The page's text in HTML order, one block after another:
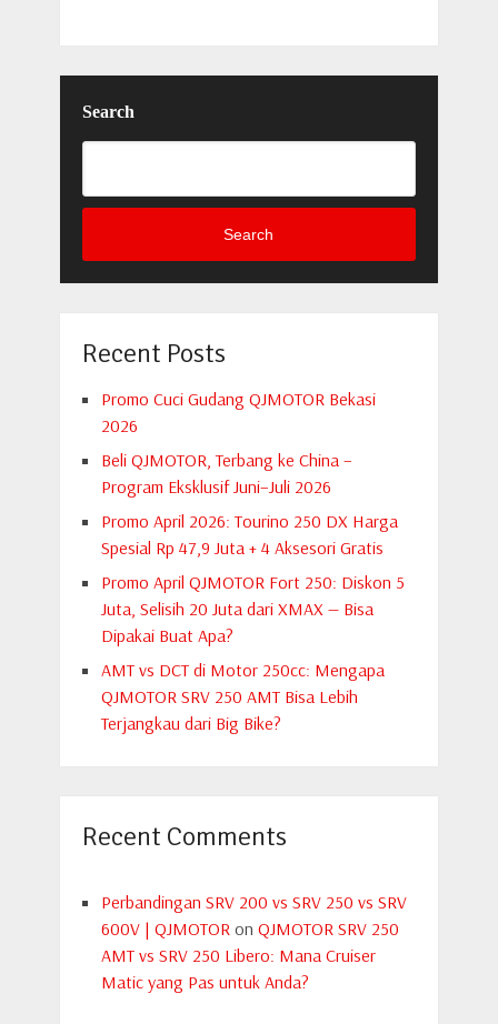
Search
Search
Recent Posts
Promo Cuci Gudang QJMOTOR Bekasi
2026
Beli QJMOTOR, Terbang ke China –
Program Eksklusif Juni–Juli 2026
Promo April 2026: Tourino 250 DX Harga
Spesial Rp 47,9 Juta + 4 Aksesori Gratis
Promo April QJMOTOR Fort 250: Diskon 5
Juta, Selisih 20 Juta dari XMAX — Bisa
Dipakai Buat Apa?
AMT vs DCT di Motor 250cc: Mengapa
QJMOTOR SRV 250 AMT Bisa Lebih
Terjangkau dari Big Bike?
Recent Comments
Perbandingan SRV 200 vs SRV 250 vs SRV
600V | QJMOTORon QJMOTOR SRV 250
AMT vs SRV 250 Libero: Mana Cruiser
Matic yang Pas untuk Anda?